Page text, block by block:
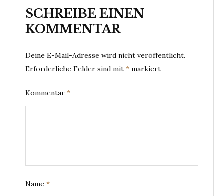
SCHREIBE EINEN
KOMMENTAR
Deine E-Mail-Adresse wird nicht veröffentlicht.
Erforderliche Felder sind mit * markiert
Kommentar *
Name *